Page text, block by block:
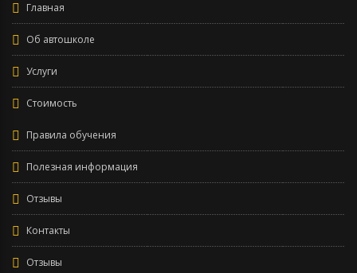
Главная
Об автошколе
Услуги
Стоимость
Правила обучения
Полезная информация
Отзывы
Контакты
Отзывы